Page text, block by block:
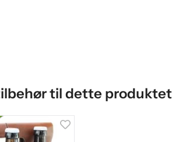
til dette produktet